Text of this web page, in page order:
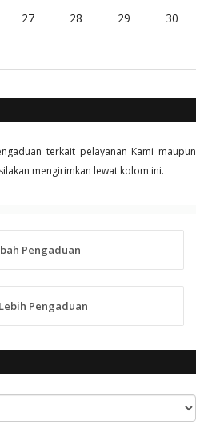
27 28 29 30
terkait pelayanan Kami maupun
mengirimkan lewat kolom ini.
Pengaduan
Pengaduan